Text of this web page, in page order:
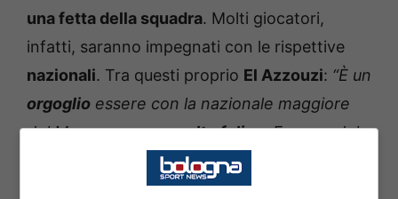
una fetta della squadra. Molti giocatori,
infatti, saranno impegnati con le rispettive
nazionali. Tra questi proprio El Azzouzi: “È un
orgoglio essere con la nazionale maggiore
del Marocco, sonomolto felice. Faremo del
nostro meglio per vincere queste due
. Queste le parole di Oussama, alla